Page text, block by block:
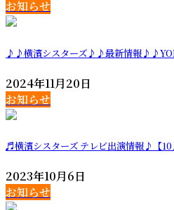
お知らせ
♪♪横濱シスターズ♪♪最新情報
2024年11月20日
お知らせ
♬横濱シスターズ テレビ出演情報♪【10
2023年10月6日
お知らせ